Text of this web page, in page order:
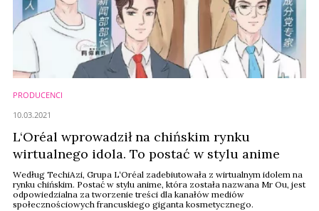
PRODUCENCI
L‘Oréal wprowadził na chińskim rynku
wirtualnego idola. To postać w stylu anime
Według TechiAzi, Grupa L‘Oréal zadebiutowała z wirtualnym idolem na
rynku chińskim. Postać w stylu anime, która została nazwana Mr Ou, jest
odpowiedzialna za tworzenie treści dla kanałów mediów
społecznościowych francuskiego giganta kosmetycznego.
10.03.2021